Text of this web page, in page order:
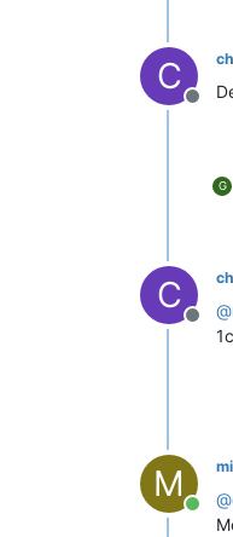
C
G
C @
M @